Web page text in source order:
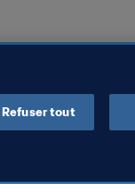
Refuser tout